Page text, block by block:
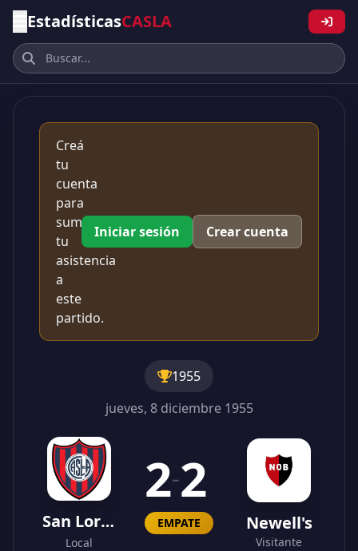
EstadísticasCASLA
Creá
tu
cuenta
para
sumar
tu
asistencia
a
este
partido.
Iniciar sesión Crear cuenta
1955
jueves, 8 diciembre 1955
San Lorenzo
Local
2-2
EMPATE Newell's
Visitante